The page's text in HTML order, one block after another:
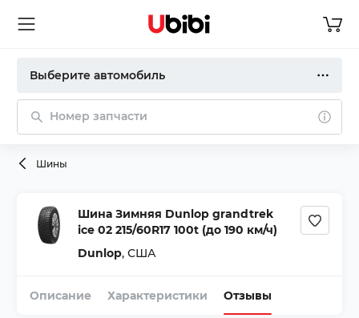
Выберите автомобиль
Номер запчасти
Шины
Шина Зимняя Dunlop grandtrek
ice 02 215/60R17 100t (до 190 км/ч)
Dunlop, США
Описание Характеристики Отзывы